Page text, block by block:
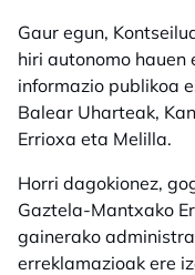
Gaur egun,
hiri autonomo
informazio publikoa
Balear Uharteak,
Errioxa eta Melilla.
Horri dagokionez,
Gaztela-Mantxako
gainerako
erreklamazioak ere